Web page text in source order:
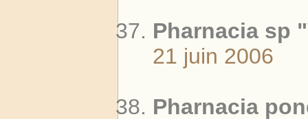
Pharnacia sp
21 juin 2006
Pharnacia